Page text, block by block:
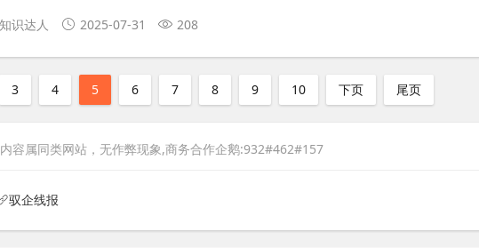
知识达人 2025-07-31 208
3 4 5 6 7 8 9 10 下页 尾页
容属同类网站，无作弊现象,商务合作企鹅:932#462#157
驭企线报